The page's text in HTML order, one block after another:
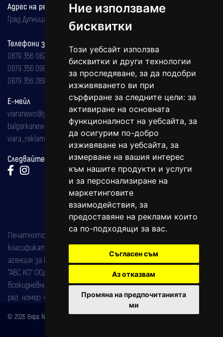
Ние използваме
бисквитки
Този уебсайт използва
бисквитки и други технологии
за проследяване, за да подобри
изживяването ви при
сърфиране за следните цели: за
активиране на основната
функционалност на уебсайта, за
да осигурим по-добро
изживяване на уебсайта, за
измерване на вашия интерес
към нашите продукти и услуги
и за персонализиране на
маркетинговите
взаимодействия, за
предоставяне на реклами които
са по-подходящи за вас.
Съгласен съм
Аз отказвам
Промяна на предпочитанията
ми
Адрес на редакцията
Град Дупница, ул.''Христо Ботев" 43
Телефони за реклама и абонаменти
0879 356 082
0879 356 098
0879 356 289
Е-мейл
viaranews@gmail.com
balgarkanews@gmail.com
viara_reklama@mail.bg
Следвайте ни:
Печатното издание на вестника е регистрирано в националния
класификатор на печатните издания (Българска национална
агенция за ISSN) под номер: ISSN 1312-4722.
"АВС КО" ООД е притежател на марката: Вяра информационен
всекидневник на югозападна България, със свидетелство за марка
рег. номер: 47857/11.05.2004 година.
© 2026 Вяра News Всички права запазени!